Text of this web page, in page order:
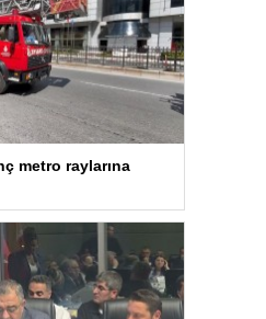
metro raylarına